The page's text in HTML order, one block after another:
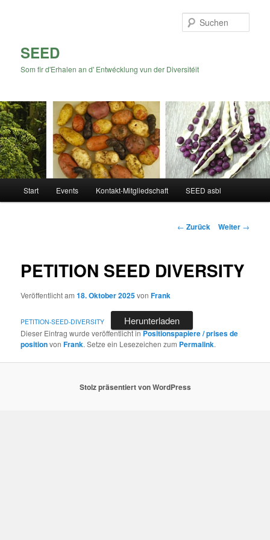
SEED
Som fir d'Erhalen an d' Entwécklung vun der Diversitéit
Start Events Kontakt-Mitgliedschaft SEED asbl
Beitrags-
← Zurück Weiter →
PETITION SEED DIVERSITY
Veröffentlicht am18. Oktober 2025vonFrank
PETITION-SEED-DIVERSITY Herunterladen
Dieser Eintrag wurde veröffentlicht inPositionspapiere / prises de
positionvonFrank. Setze ein Lesezeichen zum Permalink.
Stolz präsentiert von WordPress